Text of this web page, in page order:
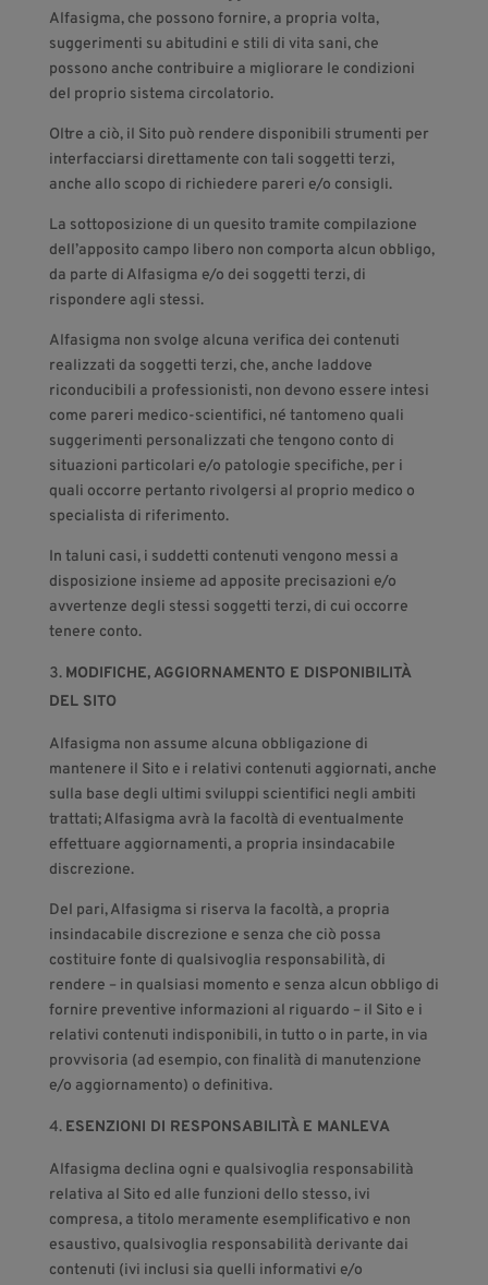
Alfasigma, che possono fornire, a propria volta,
suggerimenti su abitudini e stili di vita sani, che
possono anche contribuire a migliorare le condizioni
del proprio sistema circolatorio.
Oltre a ciò, il Sito può rendere disponibili strumenti per
interfacciarsi direttamente con tali soggetti terzi,
anche allo scopo di richiedere pareri e/o consigli.
La sottoposizione di un quesito tramite compilazione
dell’apposito campo libero non comporta alcun obbligo,
da parte di Alfasigma e/o dei soggetti terzi, di
rispondere agli stessi.
Alfasigma non svolge alcuna verifica dei contenuti
realizzati da soggetti terzi, che, anche laddove
riconducibili a professionisti, non devono essere intesi
come pareri medico-scientifici, né tantomeno quali
suggerimenti personalizzati che tengono conto di
situazioni particolari e/o patologie specifiche, per i
quali occorre pertanto rivolgersi al proprio medico o
specialista di riferimento.
In taluni casi, i suddetti contenuti vengono messi a
disposizione insieme ad apposite precisazioni e/o
avvertenze degli stessi soggetti terzi, di cui occorre
tenere conto.
MODIFICHE, AGGIORNAMENTO E DISPONIBILITÀ
DEL SITO
Alfasigma non assume alcuna obbligazione di
mantenere il Sito e i relativi contenuti aggiornati, anche
sulla base degli ultimi sviluppi scientifici negli ambiti
trattati; Alfasigma avrà la facoltà di eventualmente
effettuare aggiornamenti, a propria insindacabile
discrezione.
Del pari, Alfasigma si riserva la facoltà, a propria
insindacabile discrezione e senza che ciò possa
costituire fonte di qualsivoglia responsabilità, di
rendere – in qualsiasi momento e senza alcun obbligo di
fornire preventive informazioni al riguardo – il Sito e i
relativi contenuti indisponibili, in tutto o in parte, in via
provvisoria (ad esempio, con finalità di manutenzione
e/o aggiornamento) o definitiva.
ESENZIONI DI RESPONSABILITÀ E MANLEVA
Alfasigma declina ogni e qualsivoglia responsabilità
relativa al Sito ed alle funzioni dello stesso, ivi
compresa, a titolo meramente esemplificativo e non
esaustivo, qualsivoglia responsabilità derivante dai
contenuti (ivi inclusi sia quelli informativi e/o